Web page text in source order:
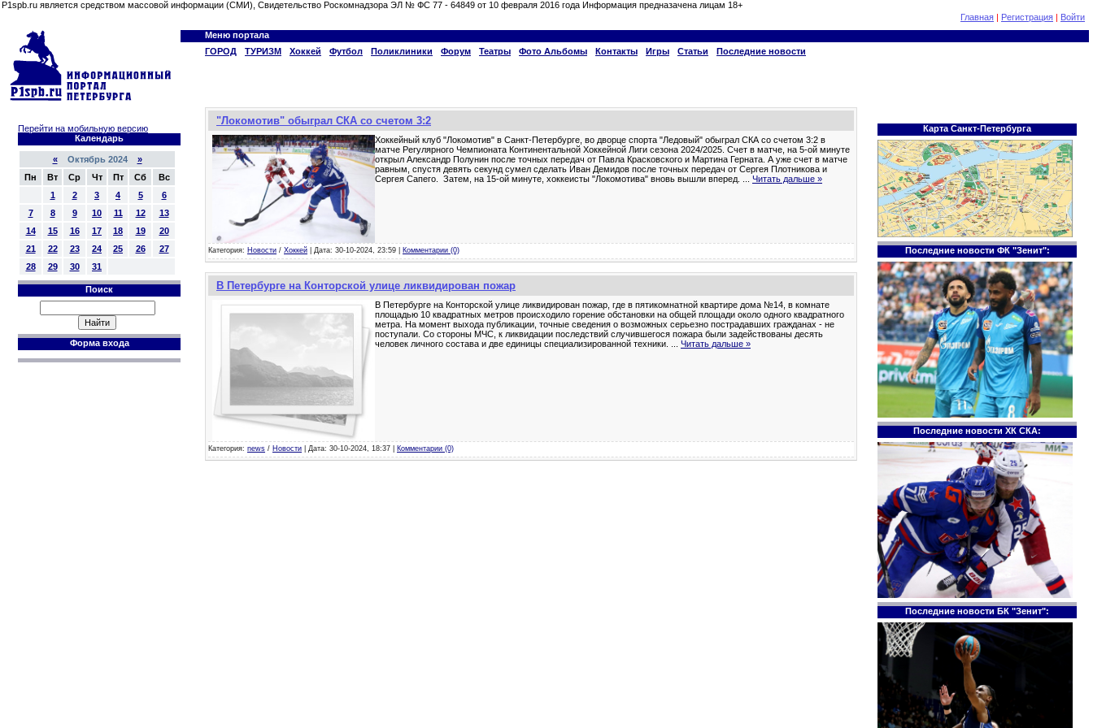
P1spb.ru является средством массовой информации (СМИ), Свидетельство Роскомнадзора ЭЛ № ФС 77 - 64849 от 10 февраля 2016 года Информация предназачена лицам 18+
Главная | Регистрация | Войти
Меню портала
ГОРОД
ТУРИЗМ Хоккей Футбол Поликлиники Форум Театры Фото Альбомы Контакты Игры Статьи Последние новости
Перейти на мобильную версию
Календарь
«Октябрь 2024 »
Пн
Вт Ср Чт Пт Сб
Вс
1
2 3 4 5
6
7
8 9 10 11 12
13
14
15 16 17 18 19
20
21
22 23 24 25 26
27
28
29 30 31
Поиск
Форма входа
"Локомотив" обыграл СКА со счетом 3:2
Хоккейный клуб "Локомотив" в Санкт-Петербурге, во дворце спорта "Ледовый" обыграл СКА со счетом 3:2 в
матче Регулярного Чемпионата Континентальной Хоккейной Лиги сезона 2024/2025. Счет в матче, на 5-ой минуте
открыл Александр Полунин после точных передач от Павла Красковского и Мартина Герната. А уже счет в матче
равным, спустя девять секунд сумел сделать Иван Демидов после точных передач от Сергея Плотникова и
Сергея Сапего. Затем, на 15-ой минуте, хоккеисты "Локомотива" вновь вышли вперед.
Читать дальше »
Категория: Новости / Хоккей | Дата: 30-10-2024, 23:59 | Комментарии (0)
В Петербурге на Конторской улице ликвидирован пожар
В Петербурге на Конторской улице ликвидирован пожар, где в пятикомнатной квартире дома №14, в комнате
площадью 10 квадратных метров происходило горение обстановки на общей площади около одного квадратного
метра. На момент выхода публикации, точные сведения о возможных серьезно пострадавших гражданах - не
поступали. Со стороны МЧС, к ликвидации последствий случившегося пожара были задействованы десять
человек личного состава и две единицы специализированной техники.
Читать дальше »
Категория: news / Новости | Дата: 30-10-2024, 18:37 | Комментарии (0)
Карта Санкт-Петербурга
Последние новости ФК "Зенит":
Последние новости ХК СКА:
Последние новости БК "Зенит":